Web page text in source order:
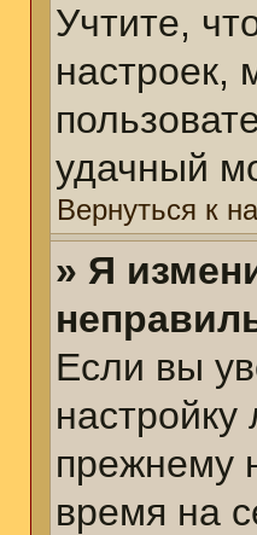
Учтите,
настроек,
удачный
Вернуться к
» Я
Если вы
прежнему
время на